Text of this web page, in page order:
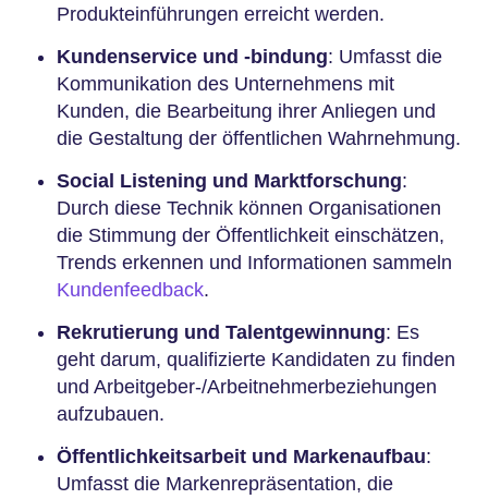
Produkteinführungen erreicht werden.
Kundenservice und -bindung: Umfasst die
Kommunikation des Unternehmens mit
Kunden, die Bearbeitung ihrer Anliegen und
die Gestaltung der öffentlichen Wahrnehmung.
Social Listening und Marktforschung:
Durch diese Technik können Organisationen
die Stimmung der Öffentlichkeit einschätzen,
Trends erkennen und Informationen sammeln
Kundenfeedback.
Rekrutierung und Talentgewinnung: Es
geht darum, qualifizierte Kandidaten zu finden
und Arbeitgeber-/Arbeitnehmerbeziehungen
aufzubauen.
Öffentlichkeitsarbeit und Markenaufbau:
Umfasst die Markenrepräsentation, die